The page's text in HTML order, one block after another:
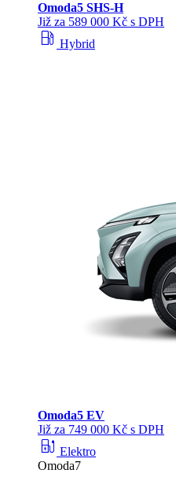
Omoda5 SHS‑H
Již za 589 000 Kč s DPH
local_gas_station Hybrid
Omoda5 EV
Již za 749 000 Kč s DPH
ev_station Elektro
Omoda7